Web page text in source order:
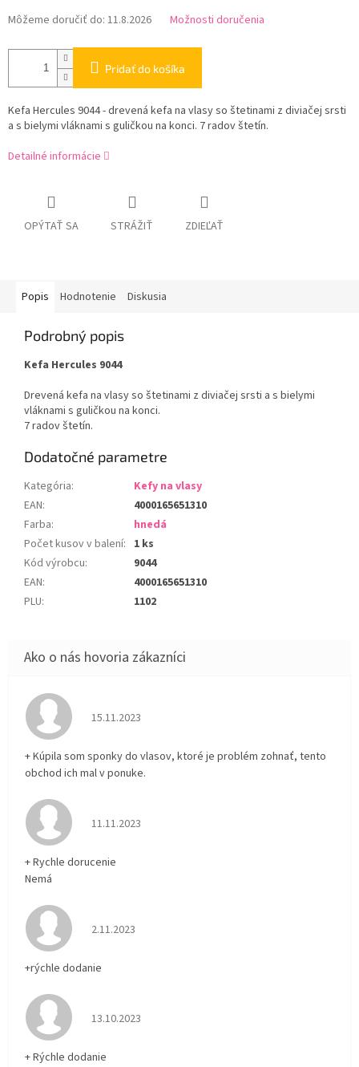
Môžeme doručiť do: 11.8.2026 Možnosti doručenia
Pridať do košíka
Kefa Hercules 9044 - drevená kefa na vlasy so štetinami z diviačej srsti
a s bielymi vláknami s guličkou na konci. 7 radov štetín.
Detailné informácie
OPÝTAŤ SA STRÁŽIŤ ZDIEĽAŤ
Popis Hodnotenie Diskusia
Podrobný popis
Kefa Hercules 9044
Drevená kefa na vlasy so štetinami z diviačej srsti a s bielymi
vláknami s guličkou na konci.
7 radov štetín.
Dodatočné parametre
Kategória:
Kefy na vlasy
EAN:
4000165651310
Farba:
hnedá
Počet kusov v balení: 1 ks
Kód výrobcu:
9044
EAN:
4000165651310
PLU: 1102
Hodnotenie obchodu je 5 z 5 hviezdičiek.
15.11.2023
+ Kúpila som sponky do vlasov, ktoré je problém zohnať, tento
obchod ich mal v ponuke.
Hodnotenie obchodu je 5 z 5 hviezdičiek.
11.11.2023
+ Rychle dorucenie
Nemá
Hodnotenie obchodu je 5 z 5 hviezdičiek.
2.11.2023
+rýchle dodanie
Hodnotenie obchodu je 5 z 5 hviezdičiek.
13.10.2023
+ Rýchle dodanie